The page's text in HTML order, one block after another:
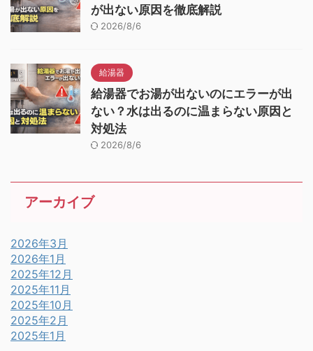
が出ない原因を徹底解説
2026/8/6
給湯器
給湯器でお湯が出ないのにエラーが出
ない？水は出るのに温まらない原因と
対処法
2026/8/6
アーカイブ
2026年3月
2026年1月
2025年12月
2025年11月
2025年10月
2025年2月
2025年1月